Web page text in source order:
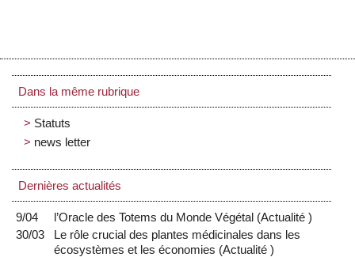
Dans la même rubrique
Statuts
news letter
Dernières actualités
9/04 l’Oracle des Totems du Monde Végétal (Actualité)
30/03
Le rôle crucial des plantes médicinales dans les
écosystèmes et les économies (Actualité)